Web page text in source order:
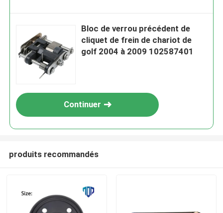
Bloc de verrou précédent de
cliquet de frein de chariot de
golf 2004 à 2009 102587401
Continuer
produits recommandés